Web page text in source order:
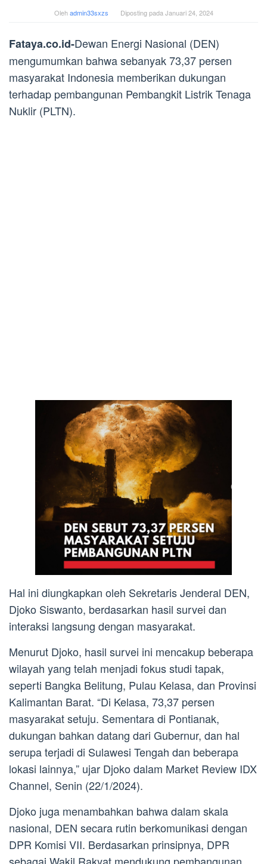
Olehadmin33sxzs Diposting pada Januari 24, 2024
Fataya.co.id-Dewan Energi Nasional (DEN)
mengumumkan bahwa sebanyak 73,37 persen
masyarakat Indonesia memberikan dukungan
terhadap pembangunan Pembangkit Listrik Tenaga
Nuklir (PLTN).
Hal ini diungkapkan oleh Sekretaris Jenderal DEN,
Djoko Siswanto, berdasarkan hasil survei dan
interaksi langsung dengan masyarakat.
Menurut Djoko, hasil survei ini mencakup beberapa
wilayah yang telah menjadi fokus studi tapak,
seperti Bangka Belitung, Pulau Kelasa, dan Provinsi
Kalimantan Barat. “Di Kelasa, 73,37 persen
masyarakat setuju. Sementara di Pontianak,
dukungan bahkan datang dari Gubernur, dan hal
serupa terjadi di Sulawesi Tengah dan beberapa
lokasi lainnya,” ujar Djoko dalam Market Review IDX
Channel, Senin (22/1/2024).
Djoko juga menambahkan bahwa dalam skala
nasional, DEN secara rutin berkomunikasi dengan
DPR Komisi VII. Berdasarkan prinsipnya, DPR